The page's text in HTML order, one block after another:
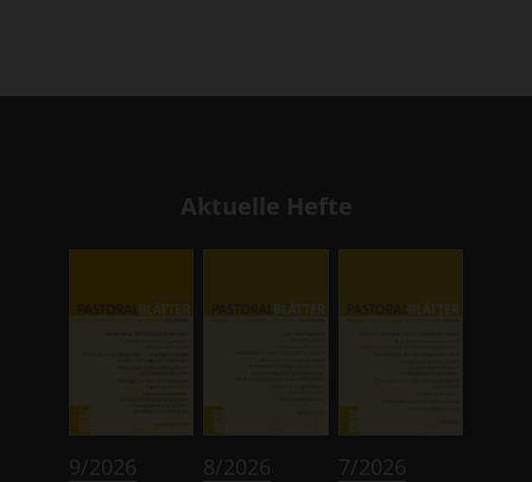
Aktuelle Hefte
9/2026 8/2026 7/2026